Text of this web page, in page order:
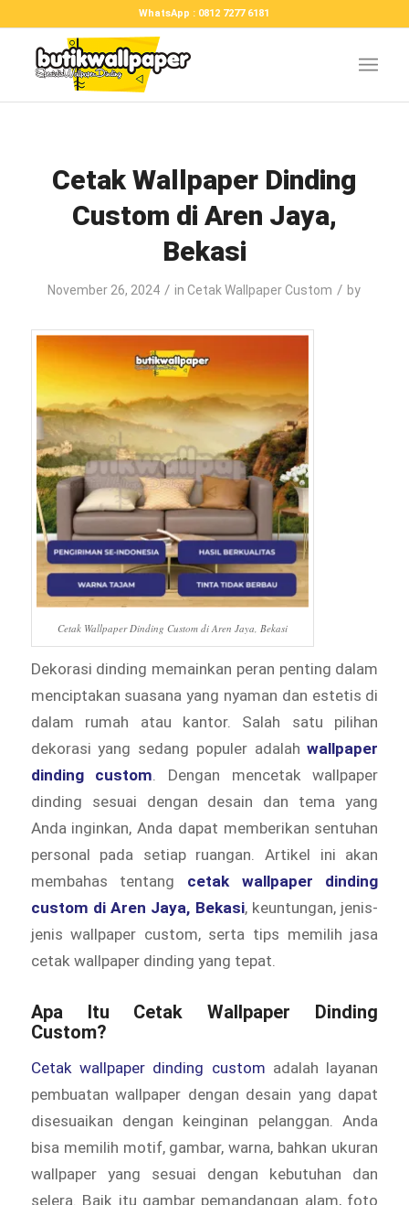
WhatsApp : 0812 7277 6181
Cetak Wallpaper Dinding
Custom di Aren Jaya,
Bekasi
November 26, 2024 / inCetak Wallpaper Custom / by
Cetak Wallpaper Dinding Custom di Aren Jaya, Bekasi
Dekorasi dinding memainkan peran penting dalam
menciptakan suasana yang nyaman dan estetis di
dalam rumah atau kantor. Salah satu pilihan
dekorasi yang sedang populer adalahwallpaper
dinding custom . Dengan mencetak wallpaper
dinding sesuai dengan desain dan tema yang
Anda inginkan, Anda dapat memberikan sentuhan
personal pada setiap ruangan. Artikel ini akan
membahas tentang cetak wallpaper dinding
custom di Aren Jaya, Bekasi, keuntungan, jenis-
jenis wallpaper custom, serta tips memilih jasa
cetak wallpaper dinding yang tepat.
Apa Itu Cetak Wallpaper Dinding
Custom?
Cetak wallpaper dinding custom adalah layanan
pembuatan wallpaper dengan desain yang dapat
disesuaikan dengan keinginan pelanggan. Anda
bisa memilih motif, gambar, warna, bahkan ukuran
wallpaper yang sesuai dengan kebutuhan dan
selera. Baik itu gambar pemandangan alam, foto